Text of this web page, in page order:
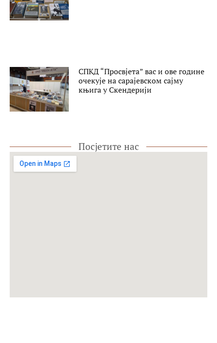
СПКД “Просвјета” вас и ове године
очекује на сарајевском сајму
књига у Скендерији
Посјетите нас